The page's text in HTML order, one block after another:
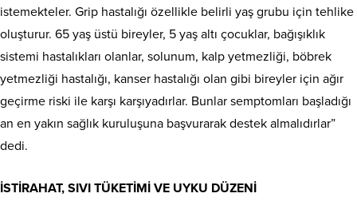
istemekteler. Grip hastalığı özellikle belirli yaş grubu için tehlike
oluşturur. 65 yaş üstü bireyler, 5 yaş altı çocuklar, bağışıklık
sistemi hastalıkları olanlar, solunum, kalp yetmezliği, böbrek
yetmezliği hastalığı, kanser hastalığı olan gibi bireyler için ağır
geçirme riski ile karşı karşıyadırlar. Bunlar semptomları başladığı
an en yakın sağlık kuruluşuna başvurarak destek almalıdırlar”
dedi.
İSTİRAHAT, SIVI TÜKETİMİ VE UYKU DÜZENİ